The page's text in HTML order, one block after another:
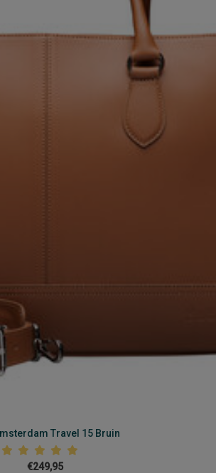
Travel 15 Bruin
€249,95